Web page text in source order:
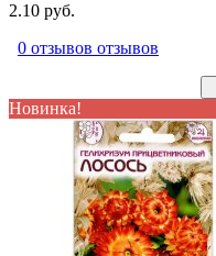
2.10 руб.
0 отзывов отзывов
Новинка!